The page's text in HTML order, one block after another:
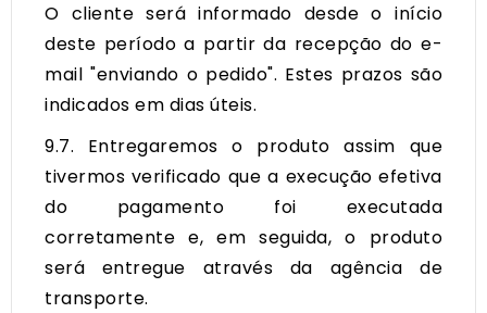
O cliente será informado desde o início
deste período a partir da recepção do e-
mail "enviando o pedido". Estes prazos são
indicados em dias úteis.
9.7. Entregaremos o produto assim que
tivermos verificado que a execução efetiva
do pagamento foi executada
corretamente e, em seguida, o produto
será entregue através da agência de
transporte.